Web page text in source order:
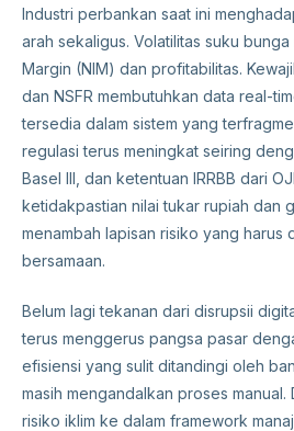
Industri perbankan saat ini
arah sekaligus. Volatilitas suku
Margin (NIM) dan profitabilitas.
dan NSFR membutuhkan data real-
tersedia dalam sistem yang
regulasi terus meningkat seiring
Basel III, dan ketentuan IRRBB dari
ketidakpastian nilai tukar rupiah dan
menambah lapisan risiko yang harus
bersamaan.
Belum lagi tekanan dari disrupsii
terus menggerus pangsa pasar
efisiensi yang sulit ditandingi oleh
masih mengandalkan proses
risiko iklim ke dalam framework